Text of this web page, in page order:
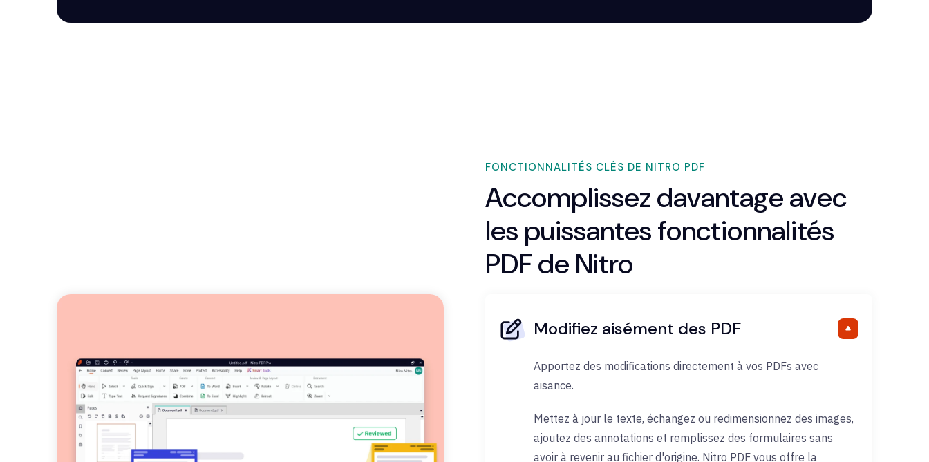
FONCTIONNALITÉS CLÉS DE NITRO PDF
Accomplissez davantage avec
les puissantes fonctionnalités
PDF de Nitro
Modifiez aisément des PDF
Apportez des modifications directement à vos PDFs avec
aisance.
Mettez à jour le texte, échangez ou redimensionnez des images,
ajoutez des annotations et remplissez des formulaires sans
avoir à revenir au fichier d'origine. Nitro PDF vous offre la